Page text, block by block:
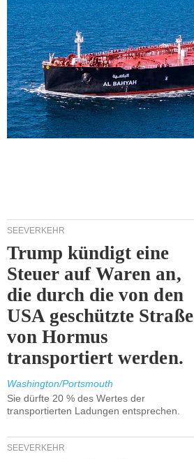
SEEVERKEHR
Trump kündigt eine
Steuer auf Waren an,
die durch die von den
USA geschützte Straße
von Hormus
transportiert werden.
Washington/Portsmouth
Sie dürfte 20 % des Wertes der
transportierten Ladungen entsprechen.
SEEVERKEHR